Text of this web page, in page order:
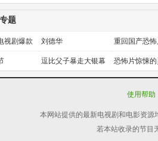
题
视剧爆款 刘德华 重回国产恐
金时代
逗比父子暴走大银幕 恐怖片惊悚
使用帮助
本网站提供的最新电视剧和电影资
若本站收录的节目